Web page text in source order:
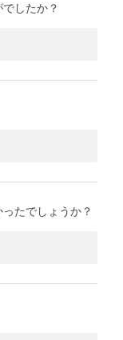
したか？
たでしょうか？